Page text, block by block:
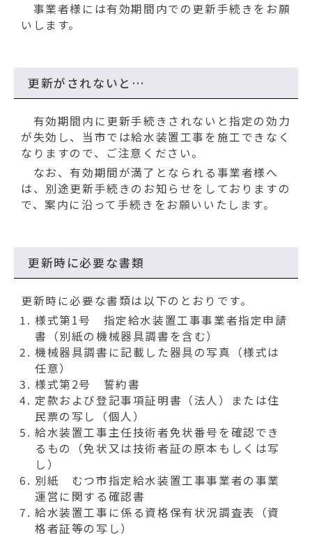
事業者様には有効期間内での更新手続きをお願
いします。
更新がされないと…
有効期間内に更新手続きされないと指定の効力
が失効し、当市では給水装置工事を施工できなく
なりますので、ご注意ください。
なお、有効期間が満了となられる事業者様へ
は、別途更新手続きのお知らせをしておりますの
で、案内に沿って手続きをお願いいたします。
更新時に必要な書類
更新時に必要な書類は以下のとおりです。
様式第1号 指定給水装置工事事業者指定申請
書（別紙の機械器具調書を含む）
機械器具調書に記載した器具の写真（様式は
任意）
様式第2号 誓約書
定款および登記事項証明書（法人）または住
民票の写し（個人）
給水装置工事主任技術者免状番号を確認でき
るもの（免状又は技術者証の原本もしくは写
し）
別紙 むつ市指定給水装置工事事業者の事業
運営に関する確認書
給水装置工事に係る資格保有状況調査表（資
格者証等の写し）